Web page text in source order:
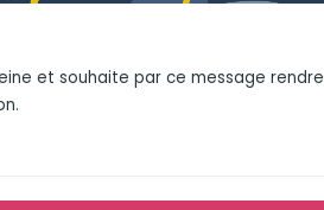
et souhaite par ce message rendre